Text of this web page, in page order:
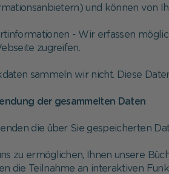
und können von
- Wir erfassen
zugreifen.
sammeln wir nicht. Diese
der gesammelten Daten
die über Sie gespeicherten
zu ermöglichen, Ihnen unsere
die Teilnahme an interaktiven